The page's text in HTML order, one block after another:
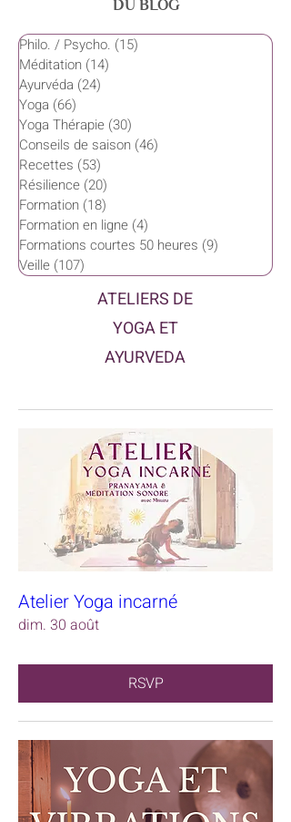
DU BLOG
Philo. / Psycho. (15)
Méditation (14)
Ayurvéda (24)
Yoga (66)
Yoga Thérapie (30)
Conseils de saison (46)
Recettes (53)
Résilience (20)
Formation (18)
Formation en ligne (4)
Formations courtes 50 heures (9)
Veille (107)
ATELIERS DE
YOGA ET
AYURVEDA
Atelier Yoga incarné
dim. 30 août
RSVP